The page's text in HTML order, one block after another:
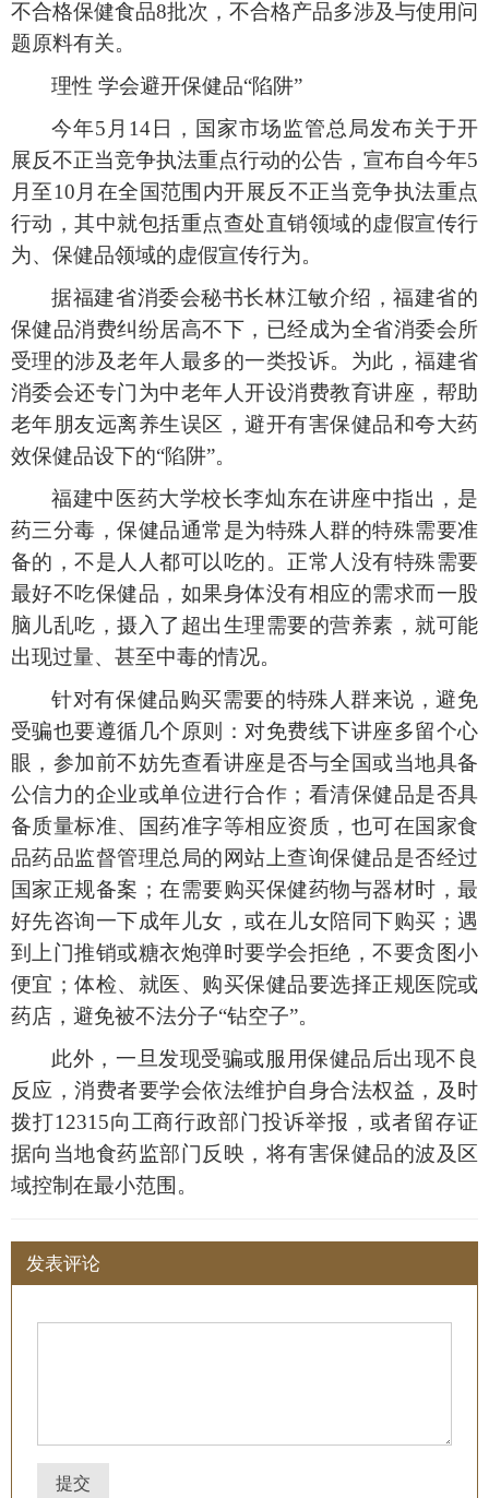
不合格保健食品8批次，不合格产品多涉及与使用问
题原料有关。
理性 学会避开保健品“陷阱”
今年5月14日，国家市场监管总局发布关于开
展反不正当竞争执法重点行动的公告，宣布自今年5
月至10月在全国范围内开展反不正当竞争执法重点
行动，其中就包括重点查处直销领域的虚假宣传行
为、保健品领域的虚假宣传行为。
据福建省消委会秘书长林江敏介绍，福建省的
保健品消费纠纷居高不下，已经成为全省消委会所
受理的涉及老年人最多的一类投诉。为此，福建省
消委会还专门为中老年人开设消费教育讲座，帮助
老年朋友远离养生误区，避开有害保健品和夸大药
效保健品设下的“陷阱”。
福建中医药大学校长李灿东在讲座中指出，是
药三分毒，保健品通常是为特殊人群的特殊需要准
备的，不是人人都可以吃的。正常人没有特殊需要
最好不吃保健品，如果身体没有相应的需求而一股
脑儿乱吃，摄入了超出生理需要的营养素，就可能
出现过量、甚至中毒的情况。
针对有保健品购买需要的特殊人群来说，避免
受骗也要遵循几个原则：对免费线下讲座多留个心
眼，参加前不妨先查看讲座是否与全国或当地具备
公信力的企业或单位进行合作；看清保健品是否具
备质量标准、国药准字等相应资质，也可在国家食
品药品监督管理总局的网站上查询保健品是否经过
国家正规备案；在需要购买保健药物与器材时，最
好先咨询一下成年儿女，或在儿女陪同下购买；遇
到上门推销或糖衣炮弹时要学会拒绝，不要贪图小
便宜；体检、就医、购买保健品要选择正规医院或
药店，避免被不法分子“钻空子”。
此外，一旦发现受骗或服用保健品后出现不良
反应，消费者要学会依法维护自身合法权益，及时
拨打12315向工商行政部门投诉举报，或者留存证
据向当地食药监部门反映，将有害保健品的波及区
域控制在最小范围。
发表评论
提交